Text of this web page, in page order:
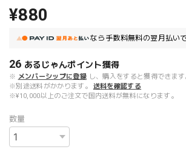
¥880
なら 手数料無料の翌月払い
26 あるじゃんポイント獲得
※ メンバーシップに登録 し、購入をすると獲得できます
※別途送料がかかります。
送料を確認する
※¥10,000以上のご注文で国内送料が無料になります。
数量